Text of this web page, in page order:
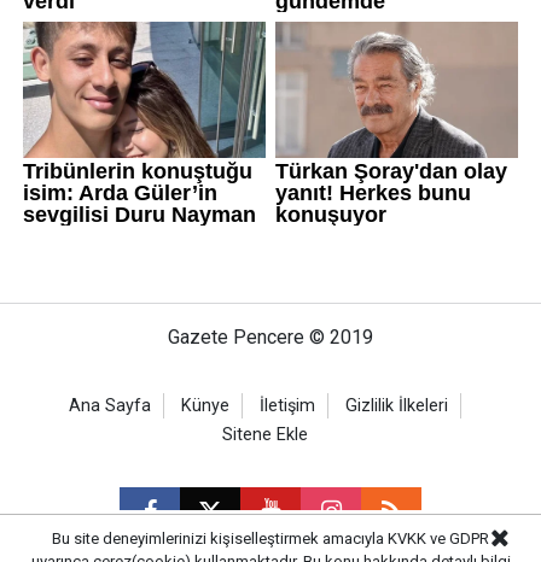
Gazete Pencere © 2019
Ana Sayfa Künye İletişim
Gizlilik İlkeleri
Sitene Ekle
Bu site deneyimlerinizi kişiselleştirmek amacıyla KVKK ve GDPR